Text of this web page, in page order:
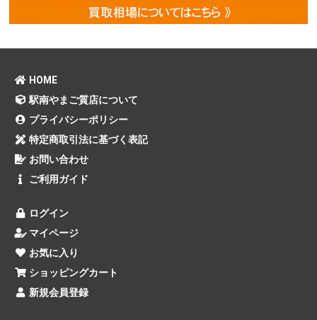
HOME
駅南やまご質店について
プライバシーポリシー
特定商取引法に基づく表記
お問い合わせ
ご利用ガイド
ログイン
マイページ
お気に入り
ショッピングカート
新規会員登録